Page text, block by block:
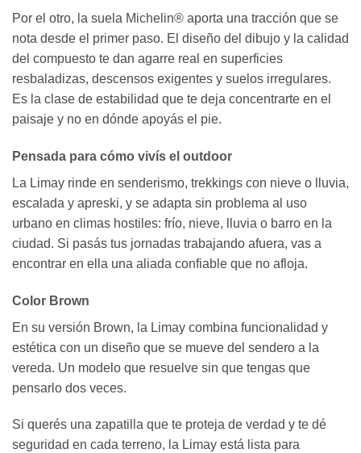
Por el otro, la suela Michelin® aporta una tracción que se
nota desde el primer paso. El diseño del dibujo y la calidad
del compuesto te dan agarre real en superficies
resbaladizas, descensos exigentes y suelos irregulares.
Es la clase de estabilidad que te deja concentrarte en el
paisaje y no en dónde apoyás el pie.
Pensada para cómo vivís el outdoor
La Limay rinde en senderismo, trekkings con nieve o lluvia,
escalada y apreski, y se adapta sin problema al uso
urbano en climas hostiles: frío, nieve, lluvia o barro en la
ciudad. Si pasás tus jornadas trabajando afuera, vas a
encontrar en ella una aliada confiable que no afloja.
Color Brown
En su versión Brown, la Limay combina funcionalidad y
estética con un diseño que se mueve del sendero a la
vereda. Un modelo que resuelve sin que tengas que
pensarlo dos veces.
Si querés una zapatilla que te proteja de verdad y te dé
seguridad en cada terreno, la Limay está lista para